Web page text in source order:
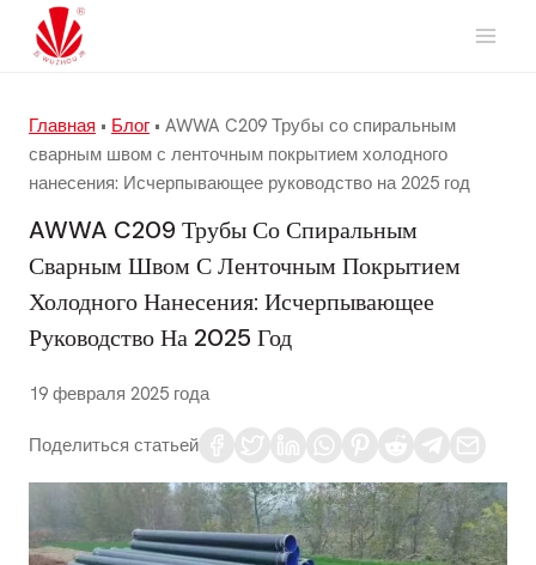
Перейти
содержимому
Главная • Блог • AWWA C209 Трубы со спиральным
сварным швом с ленточным покрытием холодного
нанесения: Исчерпывающее руководство на 2025 год
AWWA C209 Трубы Со Спиральным
Сварным Швом С Ленточным Покрытием
Холодного Нанесения: Исчерпывающее
Руководство На 2025 Год
19 февраля 2025 года
Поделиться статьей